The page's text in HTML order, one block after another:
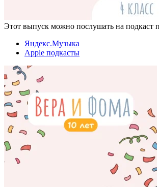
Этот выпуск можно послушать на подкаст
Яндекс.Музыка
Apple подкасты